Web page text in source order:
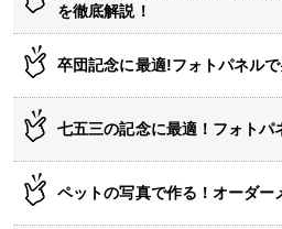
を徹底解説！
卒団記念に最適!フォトパネル
七五三の記念に最適！フォトパ
ペットの写真で作る！オーダー